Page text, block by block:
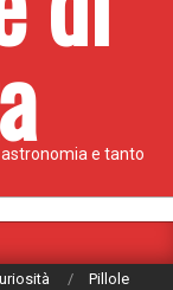
e tanto
Pillole